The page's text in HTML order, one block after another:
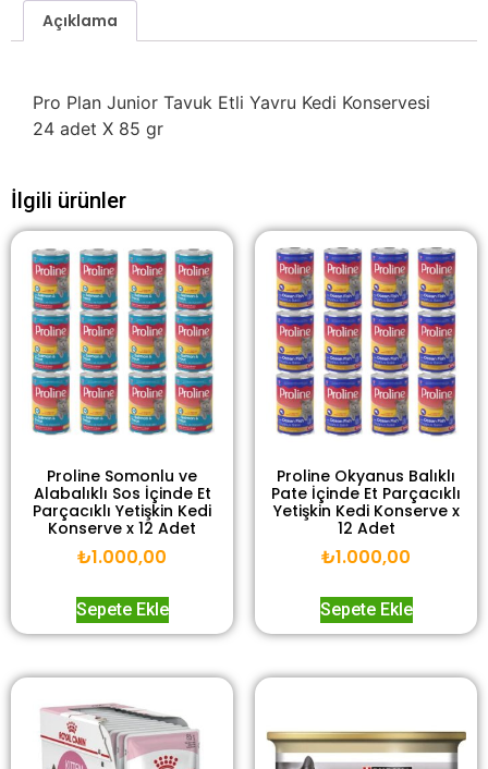
Açıklama
Pro Plan Junior Tavuk Etli Yavru Kedi Konservesi
24 adet X 85 gr
İlgili ürünler
Proline Somonlu ve
Alabalıklı Sos İçinde Et
Parçacıklı Yetişkin Kedi
Konserve x 12 Adet
₺1.000,00
Sepete Ekle
Proline Okyanus Balıklı
Pate İçinde Et Parçacıklı
Yetişkin Kedi Konserve x
12 Adet
₺1.000,00
Sepete Ekle